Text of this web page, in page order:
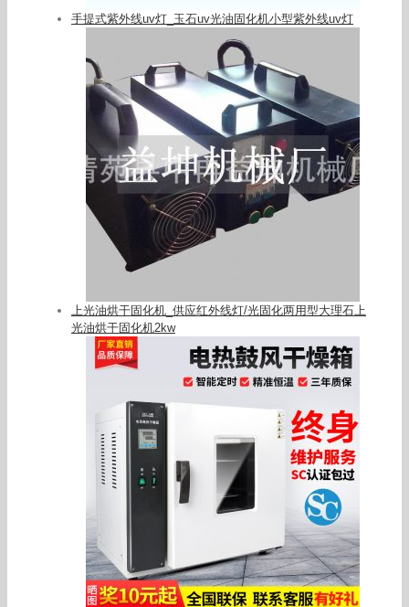
手提式紫外线uv灯_玉石uv光油固化机小型紫外线uv灯
上光油烘干固化机_供应红外线灯/光固化两用型大理石上
光油烘干固化机2kw